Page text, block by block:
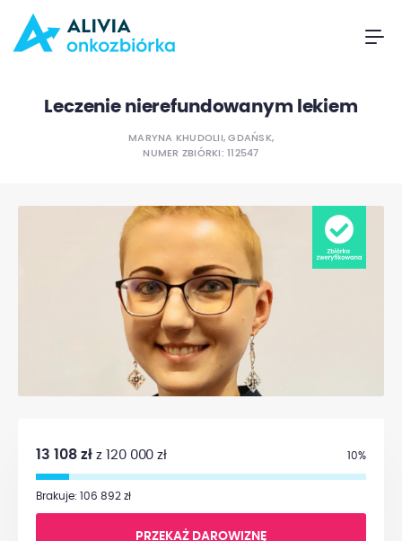
Leczenie nierefundowanym lekiem
MARYNA KHUDOLII, GDAŃSK,
NUMER ZBIÓRKI: 112547
13 108 zł z 120 000 zł 10%
Brakuje: 106 892 zł
PRZEKAŻ DAROWIZNĘ